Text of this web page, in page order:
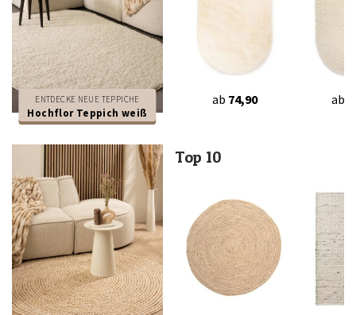
ENTDECKE NEUE TEPPICHE
Hochflor Teppich weiß
ab 74,90 ab
Top 10